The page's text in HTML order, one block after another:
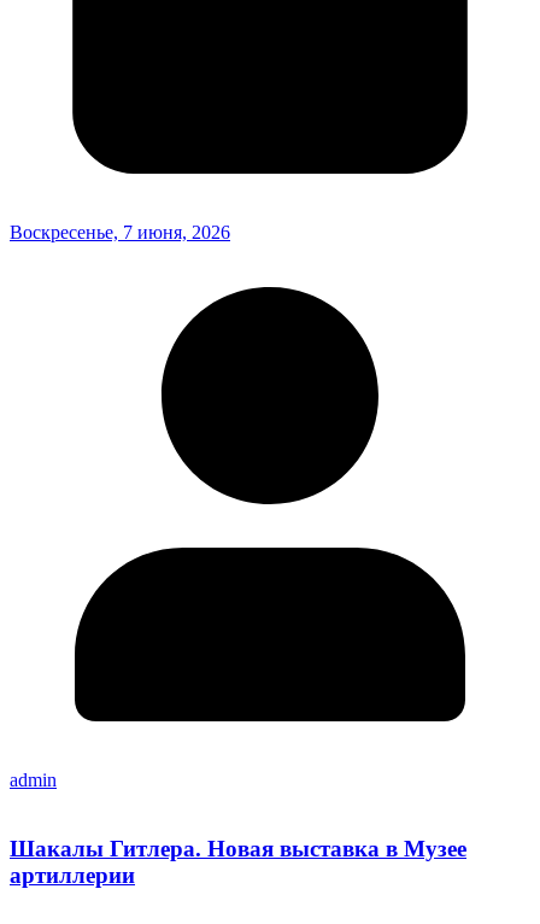
Воскресенье, 7 июня, 2026
admin
Шакалы Гитлера. Новая выставка в Музее
артиллерии